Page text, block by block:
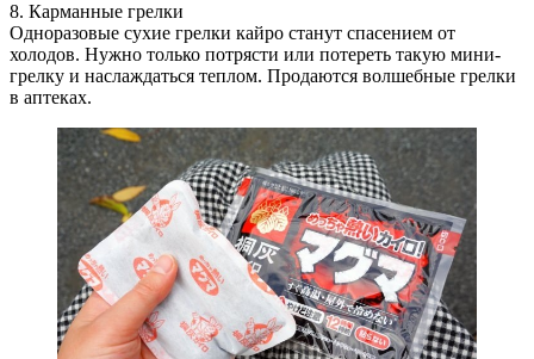
8. Карманные грелки
Одноразовые сухие грелки кайро станут спасением от
холодов. Нужно только потрясти или потереть такую мини-
грелку и наслаждаться теплом. Продаются волшебные грелки
в аптеках.